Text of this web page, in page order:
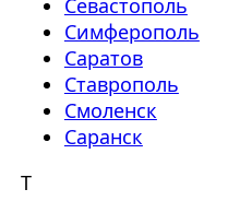
Севастополь
Симферополь
Саратов
Ставрополь
Смоленск
Саранск
Т